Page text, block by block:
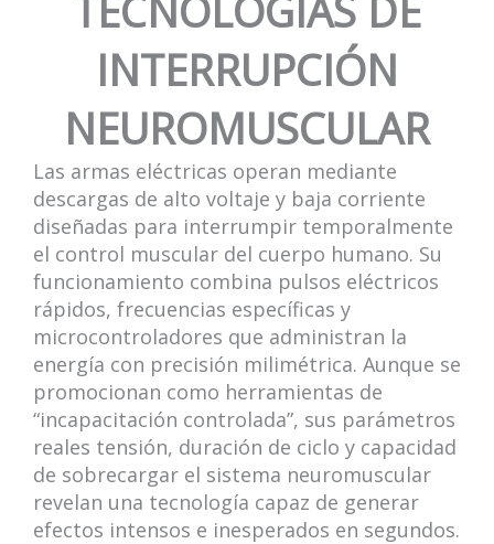
INTERRUPCIÓN
NEUROMUSCULAR
Las armas eléctricas operan mediante
descargas de alto voltaje y baja corriente
diseñadas para interrumpir temporalmente
el control muscular del cuerpo humano. Su
funcionamiento combina pulsos eléctricos
rápidos, frecuencias específicas y
microcontroladores que administran la
energía con precisión milimétrica. Aunque se
promocionan como herramientas de
“incapacitación controlada”, sus parámetros
reales tensión, duración de ciclo y capacidad
de sobrecargar el sistema neuromuscular
revelan una tecnología capaz de generar
efectos intensos e inesperados en segundos.